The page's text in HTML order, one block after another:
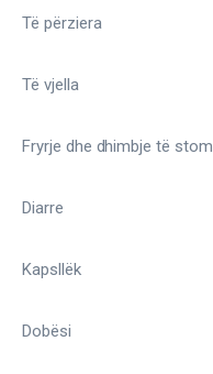
Të përziera
Të vjella
Fryrje dhe dhimbje të
Diarre
Kapsllëk
Dobësi